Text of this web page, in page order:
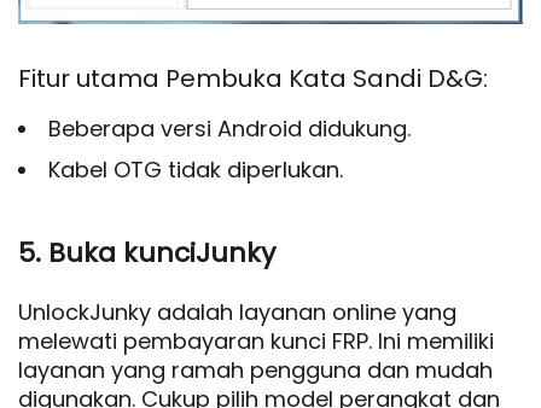
Fitur utama Pembuka Kata Sandi D&G:
Beberapa versi Android didukung.
Kabel OTG tidak diperlukan.
5. Buka kunciJunky
UnlockJunky adalah layanan online yang
melewati pembayaran kunci FRP. Ini memiliki
layanan yang ramah pengguna dan mudah
digunakan. Cukup pilih model perangkat dan